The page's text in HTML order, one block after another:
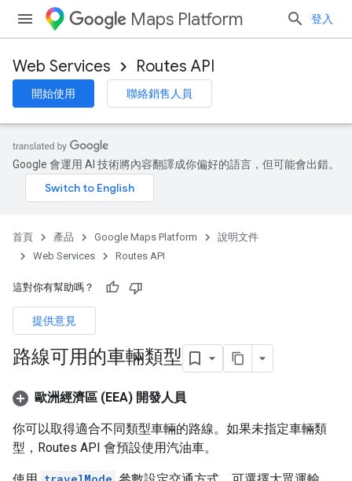
Maps Platform 登入
Web Services Routes API
開始使用 聯絡銷售人員
Google 會運用 AI 技術將內容翻譯成你偏好的語言，但可能會出錯。
首頁 產品 Google Maps Platform
說明文件
Web Services
Routes API
這對你有幫助嗎？
提供意見
路線可用的車輛類型
歐洲經濟區 (EEA) 開發人員
你可以取得適合不同類型車輛的路線。如果未指定車輛類
型，Routes API 會預設使用汽油車。